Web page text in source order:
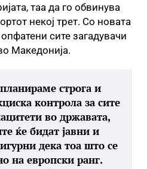
таа да го обвинува
некој трет. Со новата
сите загадувачи
Македонија.
строга и
контрола за сите
во државата,
ќе бидат јавни и
дека тоа што се
на европски ранг.